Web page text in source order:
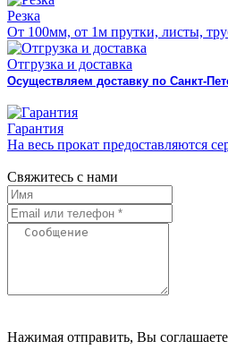
Резка
От 100мм, от 1м прутки, листы,
Отгрузка и доставка
Осуществляем доставку по Санкт-
Гарантия
На весь прокат предоставляются
Свяжитесь с нами
Нажимая отправить, Вы